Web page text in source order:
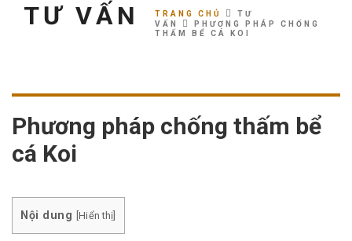
TƯ VẤN TRANG CHỦ
TƯ
VẤN
PHƯƠNG PHÁP CHỐNG
THẤM BỂ CÁ KOI
Phương pháp chống thấm bể
cá Koi
Nội dung [Hiển thị